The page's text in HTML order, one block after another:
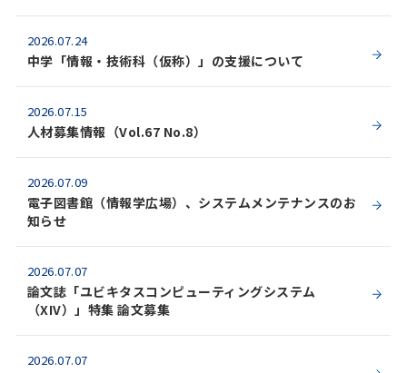
2026.07.24
中学「情報・技術科（仮称）」の支援について
2026.07.15
人材募集情報（Vol.67 No.8）
2026.07.09
電子図書館（情報学広場）、システムメンテナンスのお
知らせ
2026.07.07
論文誌「ユビキタスコンピューティングシステム
（XIV）」特集 論文募集
2026.07.07